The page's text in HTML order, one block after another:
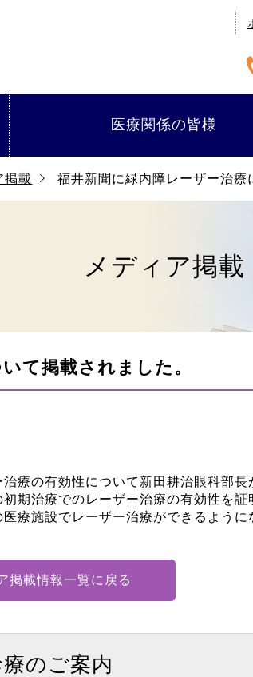
医療関係の皆様
掲載 福井新聞に緑内障レーザー治療
メディア掲載
て掲載されました。
の有効性について新田耕治眼科部長
期治療でのレーザー治療の有効性を証
療施設でレーザー治療ができるように
掲載情報一覧に戻る
のご案内